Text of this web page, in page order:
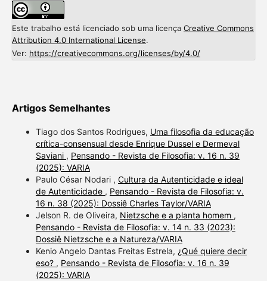
Este trabalho está licenciado sob uma licença Creative Commons
Attribution 4.0 International License.
Ver: https://creativecommons.org/licenses/by/4.0/
Artigos Semelhantes
Tiago dos Santos Rodrigues, Uma filosofia da educação
crítica-consensual desde Enrique Dussel e Dermeval
Saviani , Pensando - Revista de Filosofia: v. 16 n. 39
(2025): VARIA
Paulo César Nodari , Cultura da Autenticidade e ideal
de Autenticidade , Pensando - Revista de Filosofia: v.
16 n. 38 (2025): Dossiê Charles Taylor/VARIA
Jelson R. de Oliveira, Nietzsche e a planta homem ,
Pensando - Revista de Filosofia: v. 14 n. 33 (2023):
Dossiê Nietzsche e a Natureza/VARIA
Kenio Angelo Dantas Freitas Estrela, ¿Qué quiere decir
eso? , Pensando - Revista de Filosofia: v. 16 n. 39
(2025): VARIA